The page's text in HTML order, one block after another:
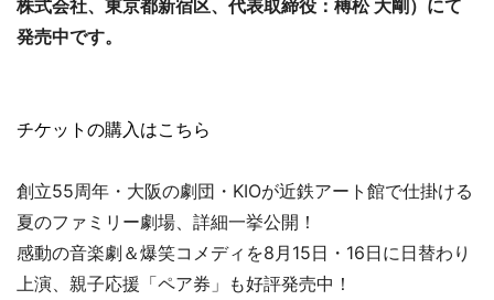
株式会社、東京都新宿区、代表取締役：榑松 大剛）にて
発売中です。
チケットの購入はこちら
創立55周年・大阪の劇団・KIOが近鉄アート館で仕掛ける
夏のファミリー劇場、詳細一挙公開！
感動の音楽劇＆爆笑コメディを8月15日・16日に日替わり
上演、親子応援「ペア券」も好評発売中！